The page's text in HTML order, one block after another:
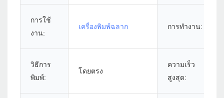
การใช้
งาน:
เครื่องพิมพ์ฉลาก การทำงาน:
วิธีการ
พิมพ์:
โดยตรง
ความเร็ว
สูงสุด: